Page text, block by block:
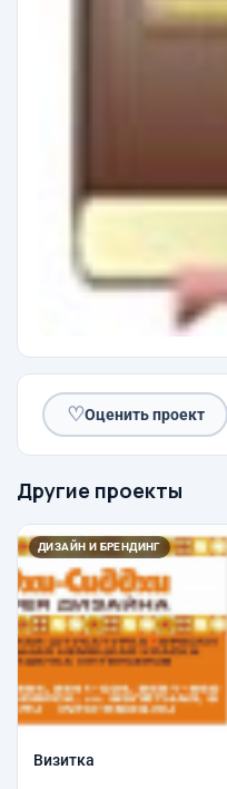
♡Оценить проект
Другие проекты
ДИЗАЙН И БРЕНДИНГ
Визитка